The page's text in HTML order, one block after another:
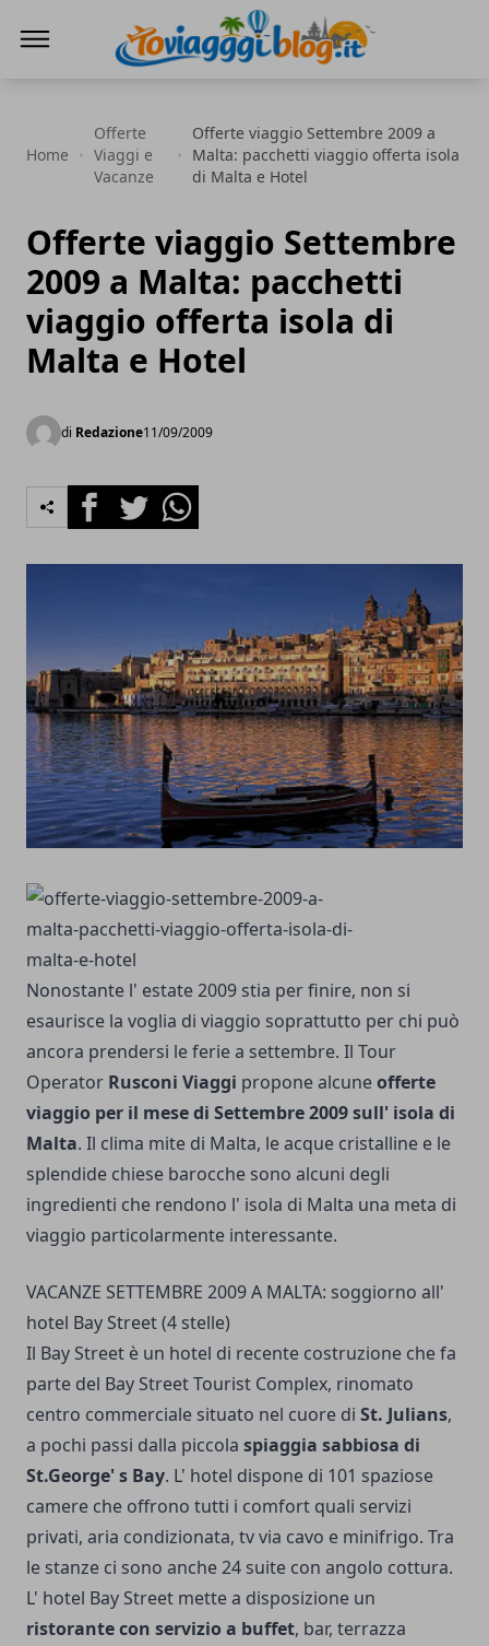
Home
Offerte
Viaggi e
Vacanze
Offerte viaggio Settembre 2009 a
Malta: pacchetti viaggio offerta isola
di Malta e Hotel
Offerte viaggio Settembre
2009 a Malta: pacchetti
viaggio offerta isola di
Malta e Hotel
di Redazione11/09/2009
FacebookTwitterWhatsapp
Nonostante l' estate 2009 stia per finire, non si
esaurisce la voglia di viaggio soprattutto per chi può
ancora prendersi le ferie a settembre. Il Tour
Operator Rusconi Viaggi propone alcuneofferte
viaggio per il mese di Settembre 2009 sull' isola di
Malta. Il clima mite di Malta, le acque cristalline e le
splendide chiese barocche sono alcuni degli
ingredienti che rendono l' isola di Malta una meta di
viaggio particolarmente interessante.
VACANZE SETTEMBRE 2009 A MALTA: soggiorno all'
hotel Bay Street (4 stelle)
Il Bay Street è un hotel di recente costruzione che fa
parte del Bay Street Tourist Complex, rinomato
centro commerciale situato nel cuore di St. Julians,
a pochi passi dalla piccola spiaggia sabbiosa di
St.George' s Bay. L' hotel dispone di 101 spaziose
camere che offrono tutti i comfort quali servizi
privati, aria condizionata, tv via cavo e minifrigo. Tra
le stanze ci sono anche 24 suite con angolo cottura.
L' hotel Bay Street mette a disposizione un
ristorante con servizio a buffet, bar, terrazza